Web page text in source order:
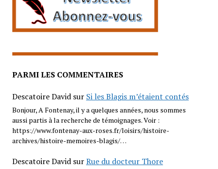
PARMI LES COMMENTAIRES
Descatoire Davidsur Si les Blagis m’étaient contés
Bonjour, A Fontenay, il y a quelques années, nous sommes
aussi partis à la recherche de témoignages. Voir :
https://www.fontenay-aux-roses.fr/loisirs/histoire-
archives/histoire-memoires-blagis/…
Descatoire DavidsurRue du docteur Thore